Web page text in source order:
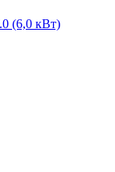
(6,0 кВт)